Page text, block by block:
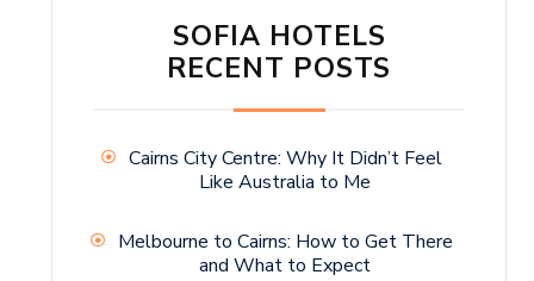
SOFIA HOTELS
RECENT POSTS
Cairns City Centre: Why It Didn’t Feel
Like Australia to Me
Melbourne to Cairns: How to Get There
and What to Expect